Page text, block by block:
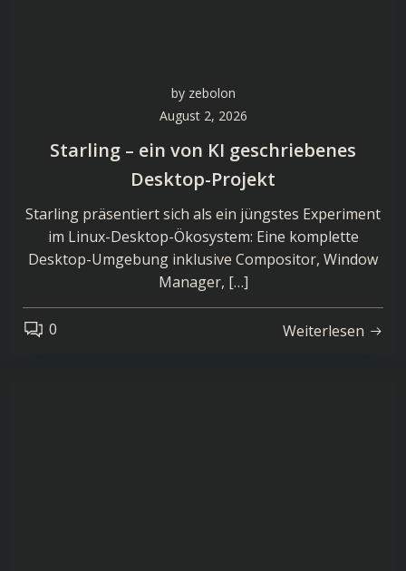
by zebolon
August 2, 2026
Starling – ein von KI geschriebenes
Desktop-Projekt
Starling präsentiert sich als ein jüngstes Experiment
im Linux-Desktop-Ökosystem: Eine komplette
Desktop-Umgebung inklusive Compositor, Window
Manager, […]
0 Weiterlesen